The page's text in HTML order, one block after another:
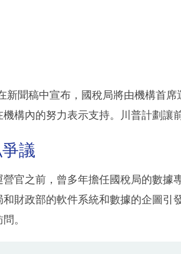
新聞稿中宣布，國稅局將由機構首席
構內的努力表示支持。川普計劃讓
議
官之前，曾多年擔任國稅局的數據
財政部的軟件系統和數據的企圖引
。